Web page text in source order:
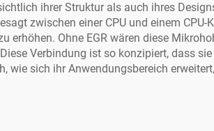
ihrer Struktur als auch ihres
zwischen einer CPU und einem
erhöhen. Ohne EGR wären diese
Verbindung ist so konzipiert, dass
wie sich ihr Anwendungsbereich